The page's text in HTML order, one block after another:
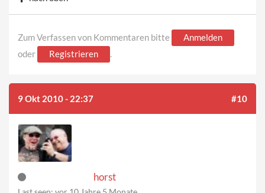
Zum Verfassen von Kommentaren bitte
Anmelden
oder
Registrieren .
9 Okt 2010 - 22:37 #10
horst